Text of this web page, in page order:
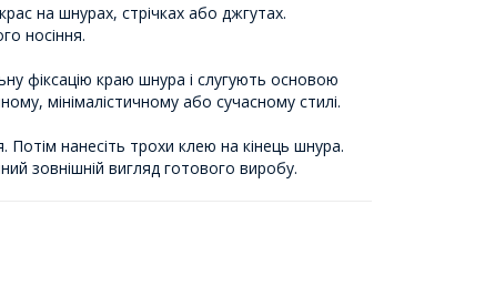
на шнурах, стрічках або джгутах.
носіння.
фіксацію краю шнура і слугують основою
мінімалістичному або сучасному стилі.
Потім нанесіть трохи клею на кінець шнура.
зовнішній вигляд готового виробу.